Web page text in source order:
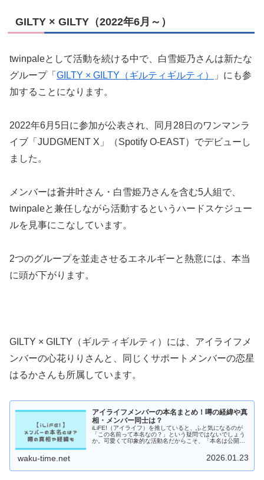
GILTY × GILTY（2022年6月～）
twinpaleとして活動を続ける中で、白雪姫乃さんは新たな
グループ「 GILTY × GILTY（ギルティギルティ）
」にも参
加することになります。
2022年6月5日に参加が公表され、同月28日のワンマンラ
イブ「JUDGMENT X」（Spotify O-EAST）でデビューし
ました。
メンバーは蒼井叶さん・白雪姫乃さんを含む5人組で、
twinpaleと兼任しながら活動するというハードスケジュー
ルを見事にこなしています。
2つのグループを並走させるエネルギーと熱意には、本当
に頭が下がります。
GILTY × GILTY（ギルティギルティ）には、アイライフメ
ンバーの心花りりさんと、同じくサポートメンバーの恋星
はるかさんも所属しています。
アイライフメンバーの本名まとめ！噂の経緯や真
相・メンバー同士は？
iLiFE!（アイライフ）を推していると、ふと気になるのが
「この名前って本名なの？」という疑問ではないでしょう
か。可愛くて印象的な活動名だからこそ、「本名は公開さ
waku-time.net 2026.01.23